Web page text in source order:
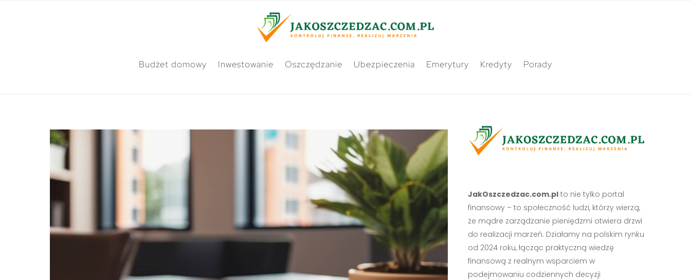
Budżet domowy Inwestowanie Oszczędzanie Ubezpieczenia Emerytury Kredyty Porady
JakOszczedzac.com.plto nie tylko portal
finansowy – to społeczność ludzi, którzy wierzą,
że mądre zarządzanie pieniędzmi otwiera drzwi
do realizacji marzeń. Działamy na polskim rynku
od 2024 roku, łącząc praktyczną wiedzę
finansową z realnym wsparciem w
podejmowaniu codziennych decyzji